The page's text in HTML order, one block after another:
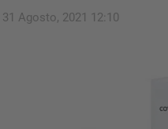
31 Agosto, 2021 12:10